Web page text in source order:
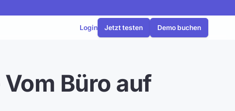
Login Jetzt testen Demo buchen
Büro auf